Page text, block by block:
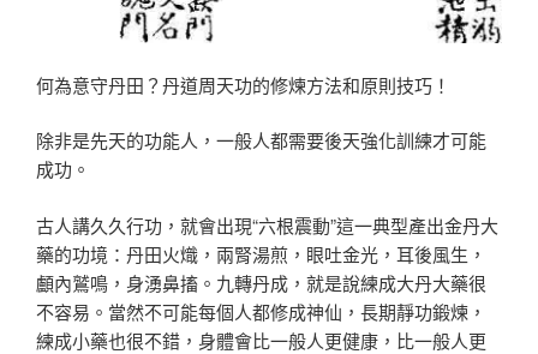
何為意守丹田？丹道周天功的修煉方法和原則技巧！
除非是先天的功能人，一般人都需要後天強化訓練才可能
成功。
古人講久久行功，就會出現“六根震動”這一典型產出金丹大
藥的功境：丹田火熾，兩腎湯煎，眼吐金光，耳後風生，
顱內鷲鳴，身湧鼻搐。九轉丹成，就是說練成大丹大藥很
不容易。當然不可能每個人都修成神仙，長期靜功鍛煉，
練成小藥也很不錯，身體會比一般人更健康，比一般人更